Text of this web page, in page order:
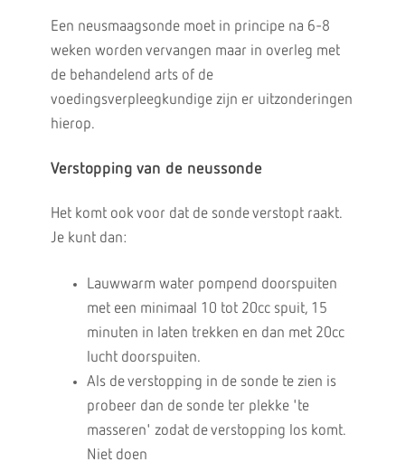
Een neusmaagsonde moet in principe na 6-8
weken worden vervangen maar in overleg met
de behandelend arts of de
voedingsverpleegkundige zijn er uitzonderingen
hierop.
Verstopping van de neussonde
Het komt ook voor dat de sonde verstopt raakt.
Je kunt dan:
Lauwwarm water pompend doorspuiten
met een minimaal 10 tot 20cc spuit, 15
minuten in laten trekken en dan met 20cc
lucht doorspuiten.
Als de verstopping in de sonde te zien is
probeer dan de sonde ter plekke 'te
masseren' zodat de verstopping los komt.
Niet doen